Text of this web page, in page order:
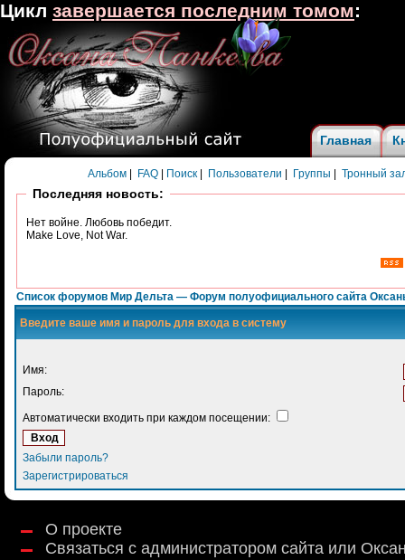
Главная
Альбом FAQ Поиск Пользователи Группы Тронный
Последняя новость:
Нет войне. Любовь победит.
Make Love, Not War.
Список форумов Мир Дельта — Форум полуофициального сайта
Введите ваше имя и пароль для входа в систему
Имя:
Пароль:
Автоматически входить при каждом посещении:
Забыли пароль?
Зарегистрироваться
О проекте
Связаться с администратором сайта или
Цикл завершается последним томом: